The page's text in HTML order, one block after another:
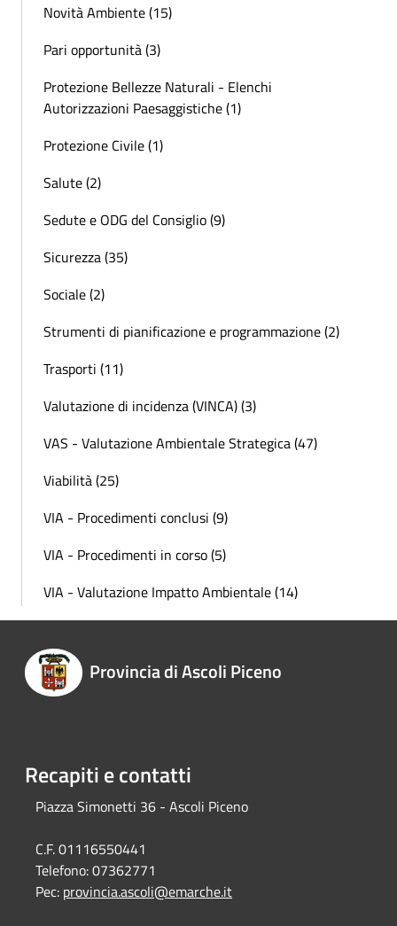
Novità Ambiente (15)
Pari opportunità (3)
Protezione Bellezze Naturali - Elenchi
Autorizzazioni Paesaggistiche (1)
Protezione Civile (1)
Salute (2)
Sedute e ODG del Consiglio (9)
Sicurezza (35)
Sociale (2)
Strumenti di pianificazione e programmazione (2)
Trasporti (11)
Valutazione di incidenza (VINCA) (3)
VAS - Valutazione Ambientale Strategica (47)
Viabilità (25)
VIA - Procedimenti conclusi (9)
VIA - Procedimenti in corso (5)
VIA - Valutazione Impatto Ambientale (14)
Provincia di Ascoli Piceno
Recapiti e contatti
Piazza Simonetti 36 - Ascoli Piceno
C.F. 01116550441
Telefono:07362771
Pec: provincia.ascoli@emarche.it